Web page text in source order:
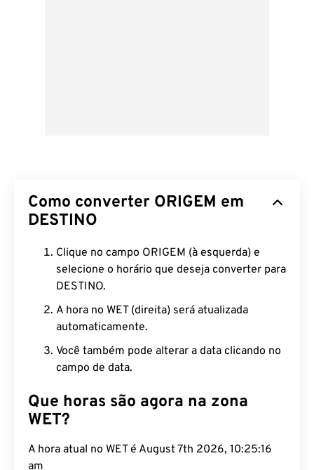
Como converter ORIGEM em
DESTINO
Clique no campo ORIGEM (à esquerda) e
selecione o horário que deseja converter para
DESTINO.
A hora no WET (direita) será atualizada
automaticamente.
Você também pode alterar a data clicando no
campo de data.
Que horas são agora na zona
WET?
A hora atual no WET é August 7th 2026, 10:25:17
am